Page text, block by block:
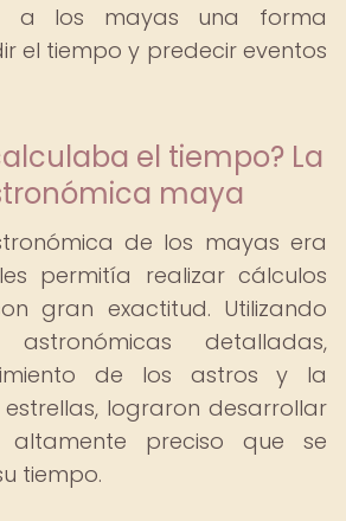
a los mayas una forma
el tiempo y predecir eventos
el tiempo? La
maya
de los mayas era
permitía realizar cálculos
gran exactitud. Utilizando
astronómicas detalladas,
de los astros y la
lograron desarrollar
altamente preciso que se
tiempo.